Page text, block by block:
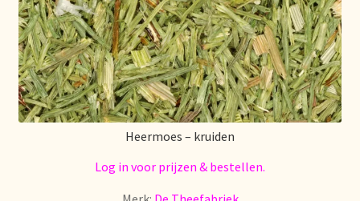
Certificats biologiques
Commande et délai de livraison
Condiciones generales
Conditions généralesHeermoes – kruiden
Log in voor prijzen & bestellen.